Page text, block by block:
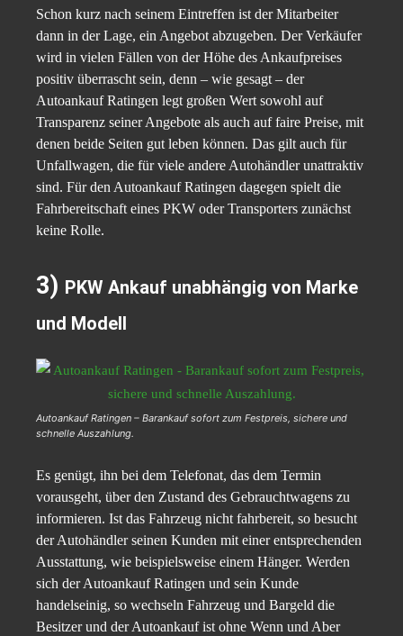
Schon kurz nach seinem Eintreffen ist der Mitarbeiter
dann in der Lage, ein Angebot abzugeben. Der Verkäufer
wird in vielen Fällen von der Höhe des Ankaufpreises
positiv überrascht sein, denn – wie gesagt – der
Autoankauf Ratingen legt großen Wert sowohl auf
Transparenz seiner Angebote als auch auf faire Preise, mit
denen beide Seiten gut leben können. Das gilt auch für
Unfallwagen, die für viele andere Autohändler unattraktiv
sind. Für den Autoankauf Ratingen dagegen spielt die
Fahrbereitschaft eines PKW oder Transporters zunächst
keine Rolle.
3) PKW Ankauf unabhängig von Marke
und Modell
Autoankauf Ratingen – Barankauf sofort zum Festpreis, sichere und
schnelle Auszahlung.
Es genügt, ihn bei dem Telefonat, das dem Termin
vorausgeht, über den Zustand des Gebrauchtwagens zu
informieren. Ist das Fahrzeug nicht fahrbereit, so besucht
der Autohändler seinen Kunden mit einer entsprechenden
Ausstattung, wie beispielsweise einem Hänger. Werden
sich der Autoankauf Ratingen und sein Kunde
handelseinig, so wechseln Fahrzeug und Bargeld die
Besitzer und der Autoankauf ist ohne Wenn und Aber